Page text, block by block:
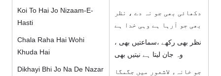
Koi To Hai Jo Nizaam-E-
Hasti
Chala Raha Hai Wohi
Khuda Hai
Dikhayi Bhi Jo Na De Nazar
دکھائی بھی جو نہ دے ، نظر
بھی جو آرہا ہے وہی خدا ہے
نظر بھی رکھے ،سماعتیں بھی ،
وہ جان لیتا ہے نیتیں بھی
جو خانہء لاشعور میں جگمگا